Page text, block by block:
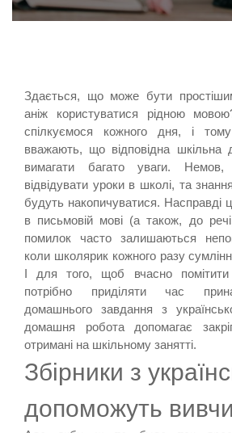
Здається, що може бути
аніж користуватися рідною
спілкуємося кожного дня, і
вважають, що відповідна шкільна
вимагати багато уваги.
відвідувати уроки в школі, та
будуть накопичуватися. Насправді
в письмовій мові (а також, до
помилок часто залишаються
коли школярик кожного разу
І для того, щоб вчасно
потрібно приділяти час
домашнього завдання з
домашня робота допомагає
отримані на шкільному занятті.
Збірники з
допоможуть